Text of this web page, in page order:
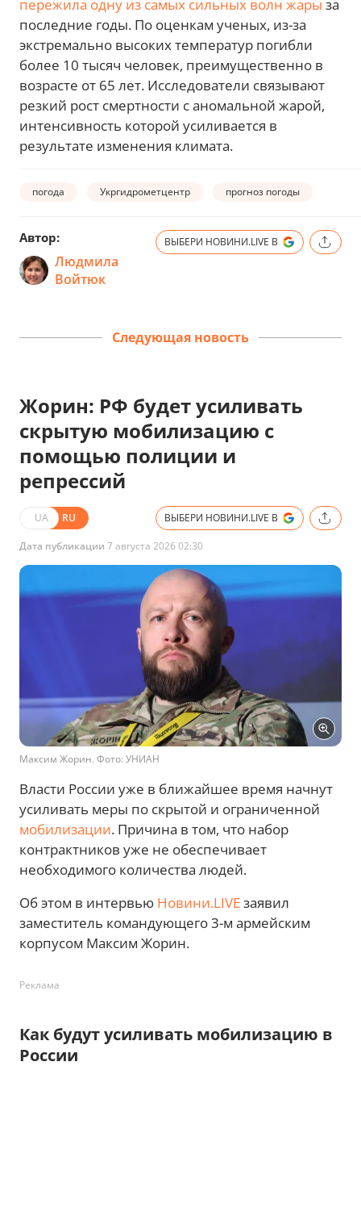
пережила одну из самых сильных волн жары за
последние годы. По оценкам ученых, из-за
экстремально высоких температур погибли
более 10 тысяч человек, преимущественно в
возрасте от 65 лет. Исследователи связывают
резкий рост смертности с аномальной жарой,
интенсивность которой усиливается в
результате изменения климата.
погода Укргидрометцентр прогноз погоды
Автор:
Людмила
Войтюк
ВЫБЕРИ НОВИНИ.LIVE В
Следующая новость
Жорин: РФ будет усиливать
скрытую мобилизацию с
помощью полиции и
репрессий
UA RU ВЫБЕРИ НОВИНИ.LIVE В
Дата публикации 7 августа 2026 02:30
Максим Жорин. Фото: УНИАН
Власти России уже в ближайшее время начнут
усиливать меры по скрытой и ограниченной
мобилизации. Причина в том, что набор
контрактников уже не обеспечивает
необходимого количества людей.
Об этом в интервью Новини.LIVEзаявил
заместитель командующего 3-м армейским
корпусом Максим Жорин.
Реклама
Как будут усиливать мобилизацию в
России